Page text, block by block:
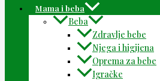
Mama i beba
Beba
Zdravlje bebe
Njega i higijena
Oprema za bebe
Igračke